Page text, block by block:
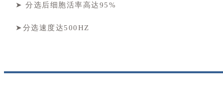
➤ 分选后细胞活率高达95%
➤分选速度达500HZ